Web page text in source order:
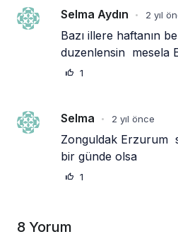
Selma Aydın • 2 yıl
Bazı illere haftanın
duzenlensin  mesela
1
Selma • 2 yıl önce
Zonguldak Erzurum
bir günde olsa
1
8 Yorum